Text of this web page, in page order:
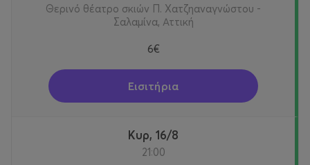
Θερινό θέατρο σκιών Π. Χατζηαναγνώστου -
Σαλαμίνα, Αττική
6€
Εισιτήρια
Κυρ, 16/8
21:00